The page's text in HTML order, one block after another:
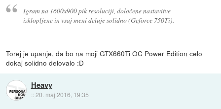
Igram na 1600x900 pik resoluciji, določene nastavitve
izklopljene in vsaj meni deluje solidno (Geforce 750Ti).
Torej je upanje, da bo na moji GTX660Ti OC Power Edition celo
dokaj solidno delovalo :D
Heavy
::20. maj 2016, 19:35